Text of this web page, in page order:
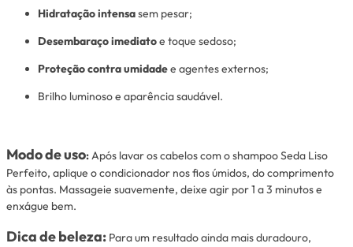
Hidratação intensasem pesar;
Desembaraço imediatoe toque sedoso;
Proteção contra umidadee agentes externos;
Brilho luminoso e aparência saudável.
Modo de uso:Após lavar os cabelos com o shampoo Seda Liso
Perfeito, aplique o condicionador nos fios úmidos, do comprimento
às pontas. Massageie suavemente, deixe agir por 1 a 3 minutos e
enxágue bem.
Dica de beleza: Para um resultado ainda mais duradouro,